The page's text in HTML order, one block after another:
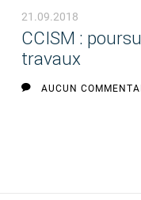
21.09.2018
CCISM :
travaux
AUCUN